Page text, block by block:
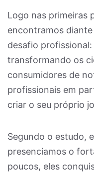
Logo nas primeiras
encontramos
desafio profissional:
transformando os
consumidores de
profissionais em
criar o seu próprio
Segundo o estudo,
presenciamos o
poucos, eles